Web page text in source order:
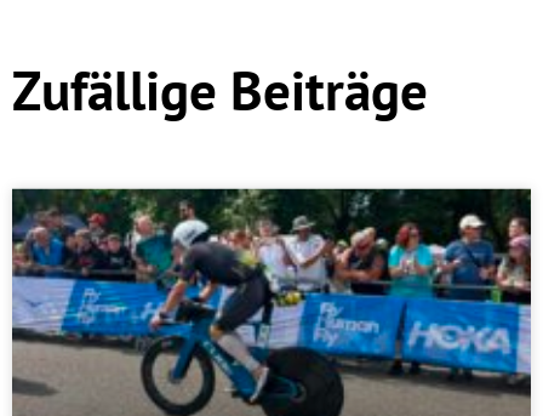
Zufällige Beiträge